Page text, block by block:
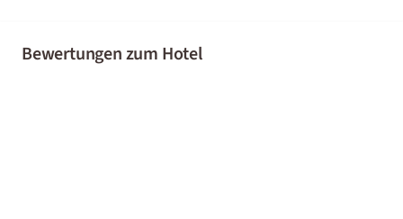
Bewertungen zum Hotel